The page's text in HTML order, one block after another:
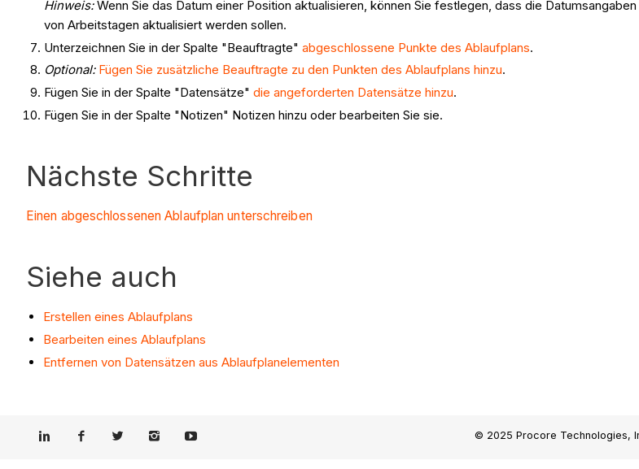
Hinweis:Wenn Sie das Datum einer Position aktualisieren, können Sie festlegen, dass die
von Arbeitstagen aktualisiert werden sollen.
Unterzeichnen Sie in der Spalte "Beauftragte"abgeschlossene Punkte des Ablaufplans.
Optional: Fügen Sie zusätzliche Beauftragte zu den Punkten des Ablaufplans hinzu.
Fügen Sie in der Spalte "Datensätze"die angeforderten Datensätze hinzu.
Fügen Sie in der Spalte "Notizen" Notizen hinzu oder bearbeiten Sie sie.
Nächste Schritte
Einen abgeschlossenen Ablaufplan unterschreiben
Siehe auch
Erstellen eines Ablaufplans
Bearbeiten eines Ablaufplans
Entfernen von Datensätzen aus Ablaufplanelementen
© 2025 Procore Technologies,